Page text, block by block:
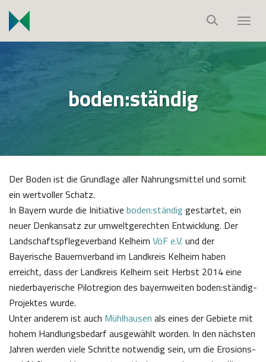
i
o
T
o
g
g
boden:ständig
Der Boden ist die Grundlage aller Nahrungsmittel und somit
ein wertvoller Schatz.
In Bayern wurde die Initiative boden:ständiggestartet, ein
neuer Denkansatz zur umweltgerechten Entwicklung. Der
Landschaftspflegeverband Kelheim VöF e.V. und der
Bayerische Bauernverband im Landkreis Kelheim haben
erreicht, dass der Landkreis Kelheim seit Herbst 2014 eine
niederbayerische Pilotregion des bayernweiten boden:ständig-
Projektes wurde.
Unter anderem ist auch Mühlhausen als eines der Gebiete mit
hohem Handlungsbedarf ausgewählt worden. In den nächsten
Jahren werden viele Schritte notwendig sein, um die Erosions-